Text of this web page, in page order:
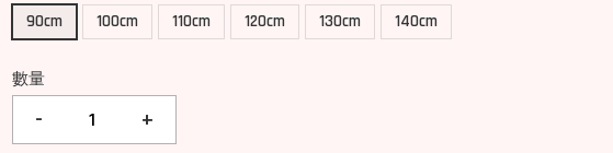
90cm
100cm 110cm 120cm 130cm 140cm
數量
- +